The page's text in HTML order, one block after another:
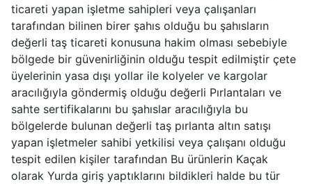
ticareti yapan işletme sahipleri veya çalışanları
tarafından bilinen birer şahıs olduğu bu şahısların
değerli taş ticareti konusuna hakim olması sebebiyle
bölgede bir güvenirliğinin olduğu tespit edilmiştir çete
üyelerinin yasa dışı yollar ile kolyeler ve kargolar
aracılığıyla göndermiş olduğu değerli Pırlantaları ve
sahte sertifikalarını bu şahıslar aracılığıyla bu
bölgelerde bulunan değerli taş pırlanta altın satışı
yapan işletmeler sahibi yetkilisi veya çalışanı olduğu
tespit edilen kişiler tarafından Bu ürünlerin Kaçak
olarak Yurda giriş yaptıklarını bildikleri halde bu tür